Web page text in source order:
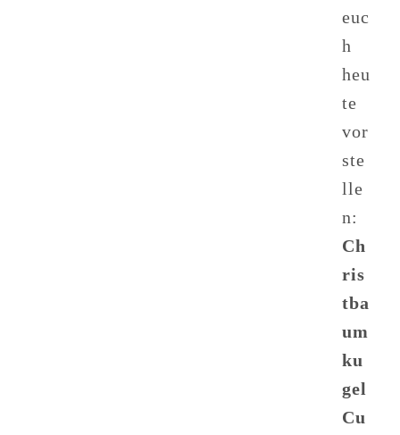
euc
h
heu
te
vor
ste
lle
n:
Ch
ris
tba
um
ku
gel
Cu